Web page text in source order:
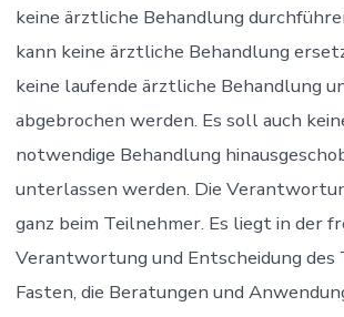
keine ärztliche Behandlung
kann keine ärztliche Behandlung
keine laufende ärztliche Behandlung
abgebrochen werden. Es soll auch
notwendige Behandlung
unterlassen werden. Die
ganz beim Teilnehmer. Es liegt in der
Verantwortung und Entscheidung des
Fasten, die Beratungen und